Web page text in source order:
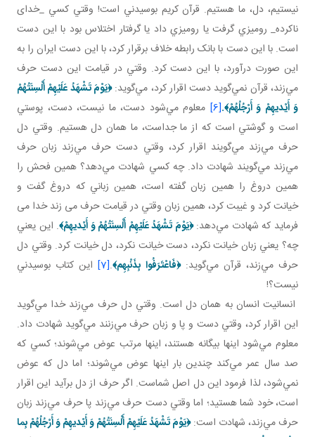
نيستيم، دل، ما هستيم. قرآن کريم بوسيدني است! وقتي کسي _خدای
ناکرده_ روميزي گرفت يا روميزي داد يا گرفتار اختلاس بود با اين دست
است. با اين دست با بانک رابطه خلاف برقرار کرد، با اين دست ايران را به
اين صورت درآورد، با اين دست کرد. وقتي در قيامت اين دست حرف
مي‌زند، قرآن نمي‌گويد دست اقرار کرد، مي‌گويد:﴿يَوْمَ تَشْهَدُ عَلَيْهِمْ أَلْسِنَتُهُمْ
وَ أَيْديهِمْ وَ أَرْجُلُهُمْ﴾.[6]
معلوم مي‌شود دست، ما نيست، دست، پوستي
است و گوشتي است که از ما جداست، ما همان دل هستيم. وقتي دل
حرف مي‌زند مي‌گويند اقرار کرد، وقتي دست حرف مي‌زند زبان حرف
مي‌زند مي‌گويند شهادت داد. چه کسي شهادت مي‌دهد؟ همين فحش را
همين دروغ را همين زبان گفته است، همين زباني که دروغ گفت و
خيانت کرد و غيبت کرد، همين زبان وقتي در قيامت حرف می زند خدا می
فرمايد که شهادت مي‌دهد:﴿يَوْمَ تَشْهَدُ عَلَيْهِمْ أَلْسِنَتُهُمْ وَ أَيْديهِمْ﴾. اين يعني
چه؟ يعني زبان خيانت نکرد، دست خيانت نکرد، دل خيانت کرد. وقتي دل
حرف مي‌زند، قرآن مي‌گويد:﴿فَاعْتَرَفُوا بِذَنْبِهِم﴾.
[7] اين کتاب بوسيدني
نيست؟!
انسانيت انسان به همان دل است. وقتي دل حرف مي‌زند خدا مي‌گويد
اين اقرار کرد، وقتي دست و پا و زبان حرف مي‌زنند مي‌گويد شهادت داد.
معلوم مي‌شود اينها بيگانه هستند، اينها مرتب عوض مي‌شوند؛ کسي که
صد سال عمر مي‌کند چندين بار اينها عوض مي‌شوند؛ اما دل که عوض
نمي‌شود، لذا فرمود اين دل اصل شماست. اگر حرف از دل برآيد اين اقرار
است، خود شما هستيد؛ اما وقتي دست حرف مي‌زند پا حرف مي‌زند زبان
حرف مي‌زند، شهادت است:﴿يَوْمَ تَشْهَدُ عَلَيْهِمْ أَلْسِنَتُهُمْ وَ أَيْديهِمْ وَ أَرْجُلُهُمْبِما